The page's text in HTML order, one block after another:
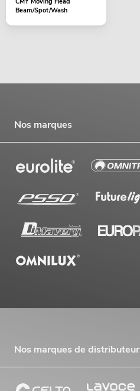
Beam/Spot/Wash
Nos marques
Nos marques de distributeur